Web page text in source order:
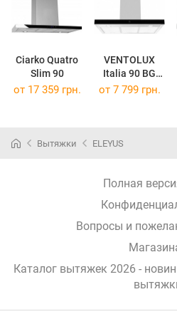
Ciarko Quatro
Slim 90
VENTOLUX
Italia 90 BG
1200 TRC
от 17 359 грн. от 7 799 грн.
Вытяжки ELEYUS
Полная
Вопросы и
Каталог вытяжек 2026 -